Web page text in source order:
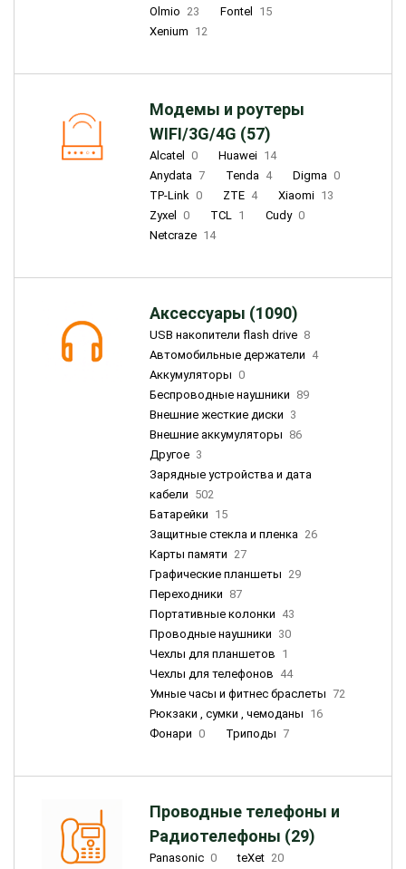
Olmio 23 Fontel
15
Xenium 12
Модемы и роутеры
WIFI/3G/4G (57)
Alcatel 0 Huawei 14
Anydata 7 Tenda 4 Digma 0
TP-Link 0 ZTE 4 Xiaomi 13
Zyxel
0 TCL 1 Cudy 0
Netcraze 14
Аксессуары (1090)
USB накопители flash drive 8
Автомобильные держатели 4
Аккумуляторы 0
Беспроводные наушники 89
Внешние жесткие диски 3
Внешние аккумуляторы 86
Другое 3
Зарядные устройства и дата
кабели 502
Батарейки 15
Защитные стекла и пленка 26
Карты памяти 27
Графические планшеты 29
Переходники 87
Портативные колонки 43
Проводные наушники 30
Чехлы для планшетов 1
Чехлы для телефонов 44
Умные часы и фитнес браслеты 72
Рюкзаки , сумки , чемоданы 16
Фонари 0 Триподы 7
Проводные телефоны и
Радиотелефоны (29)
Panasonic 0 teXet 20